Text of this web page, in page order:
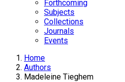
Forthcoming
Subjects
Collections
Journals
Events
Home
Authors
Madeleine Tieghem